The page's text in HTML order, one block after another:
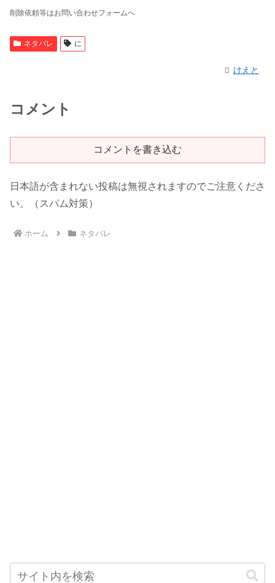
削除依頼等はお問い合わせフォームへ
ネタバレ に
けえと
コメント
コメントを書き込む
日本語が含まれない投稿は無視されますのでご注意くださ
い。（スパム対策）
ホーム ネタバレ